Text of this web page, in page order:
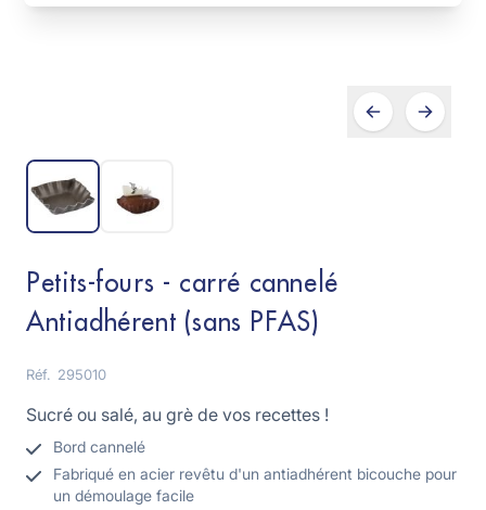
Petits-fours - carré cannelé
Antiadhérent (sans PFAS)
Réf. 295010
Sucré ou salé, au grè de vos recettes !
Bord cannelé
Fabriqué en acier revêtu d'un antiadhérent bicouche pour
un démoulage facile